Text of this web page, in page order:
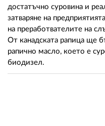
достатъчно суровина и
затваряне на
на преработвателите на
От канадската рапица ще
рапично масло, което е
биодизел.